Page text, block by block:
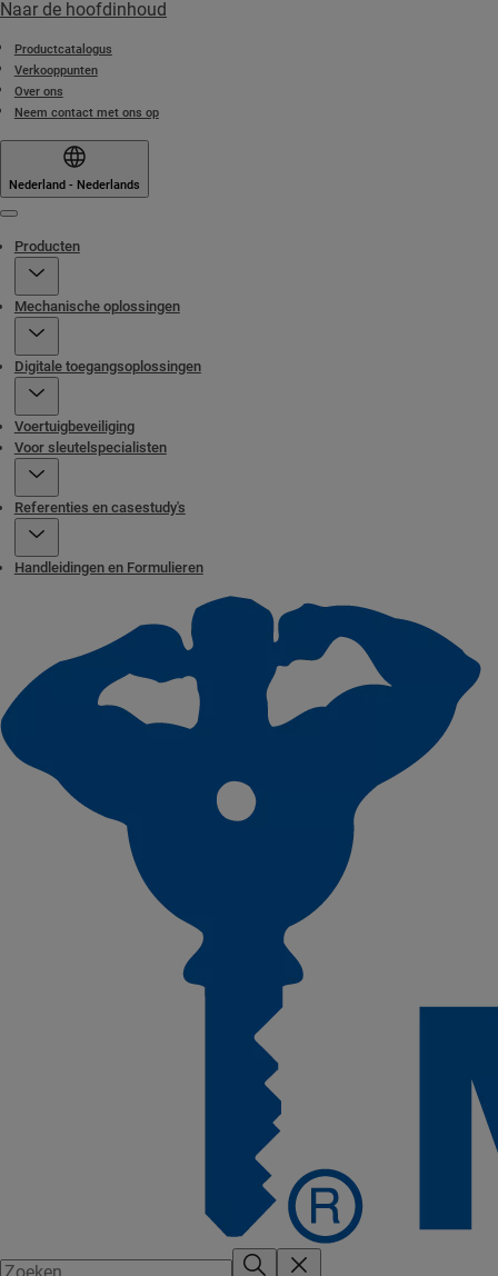
Naar de hoofdinhoud
Productcatalogus
Verkooppunten
Over ons
Neem contact met ons op
Nederland - Nederlands
Producten
Mechanische oplossingen
Digitale toegangsoplossingen
Voertuigbeveiliging
Voor sleutelspecialisten
Referenties en casestudy's
Handleidingen en Formulieren